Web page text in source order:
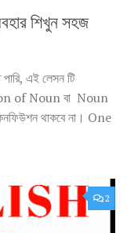
শিখুন সহজ
এই লেসন টি
of Noun বা Noun
থাকবে না। One
2